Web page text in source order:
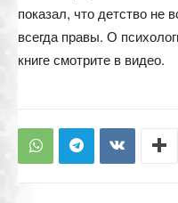
показал, что детство не
всегда правы. О
книге смотрите в видео.